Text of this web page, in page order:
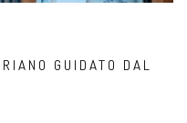
GUIDATO DAL